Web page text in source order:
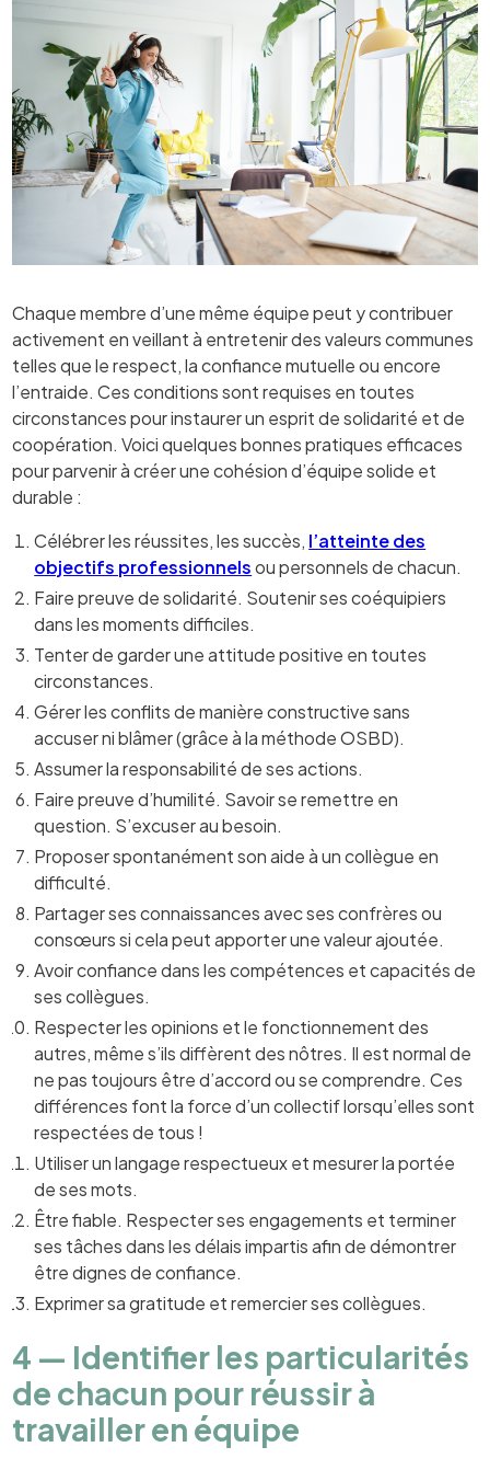
Chaque membre d’une même équipe peut y contribuer
activement en veillant à entretenir des valeurs communes
telles que le respect, la confiance mutuelle ou encore
l’entraide. Ces conditions sont requises en toutes
circonstances pour instaurer un esprit de solidarité et de
coopération. Voici quelques bonnes pratiques efficaces
pour parvenir à créer une cohésion d’équipe solide et
durable :
Célébrer les réussites, les succès, l’atteinte des
objectifs professionnelsou personnels de chacun.
Faire preuve de solidarité. Soutenir ses coéquipiers
dans les moments difficiles.
Tenter de garder une attitude positive en toutes
circonstances.
Gérer les conflits de manière constructive sans
accuser ni blâmer (grâce à la méthode OSBD).
Assumer la responsabilité de ses actions.
Faire preuve d’humilité. Savoir se remettre en
question. S’excuser au besoin.
Proposer spontanément son aide à un collègue en
difficulté.
Partager ses connaissances avec ses confrères ou
consœurs si cela peut apporter une valeur ajoutée.
Avoir confiance dans les compétences et capacités de
ses collègues.
Respecter les opinions et le fonctionnement des
autres, même s’ils diffèrent des nôtres. Il est normal de
ne pas toujours être d’accord ou se comprendre. Ces
différences font la force d’un collectif lorsqu’elles sont
respectées de tous !
Utiliser un langage respectueux et mesurer la portée
de ses mots.
Être fiable. Respecter ses engagements et terminer
ses tâches dans les délais impartis afin de démontrer
être dignes de confiance.
Exprimer sa gratitude et remercier ses collègues.
4 — Identifier les particularités
de chacun pour réussir à
travailler en équipe